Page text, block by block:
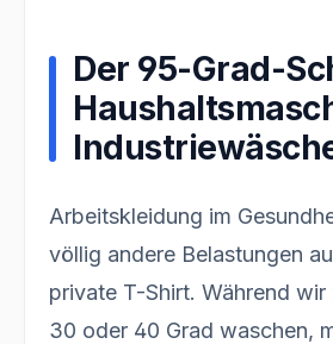
Der 95-Grad-
Arbeitskleidung im
völlig andere Belastungen
private T-Shirt. Während wir
30 oder 40 Grad waschen,